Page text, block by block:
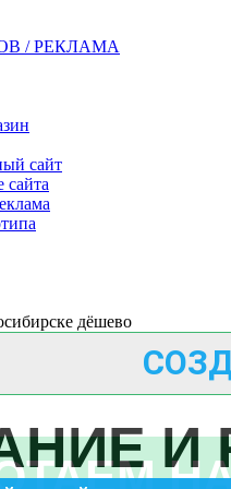
/ РЕКЛАМА
сайт
И